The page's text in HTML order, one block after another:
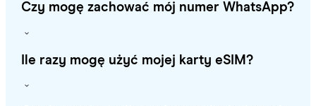
Czy mogę zachować mój numer WhatsApp?
Ile razy mogę użyć mojej karty eSIM?